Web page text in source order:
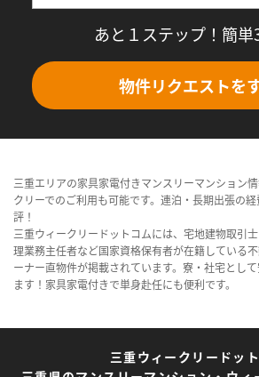
あと１ステップ！簡単
物件リクエストを
三重エリアの家具家電付きマンスリーマンション
クリーでのご利用も可能です。連泊・長期出張の
評！
三重ウィークリードットコムには、宅地建物取引
理業務主任者など国家資格保有者が在籍している
ーナー直物件が掲載されています。寮・社宅とし
ます！家具家電付きで単身赴任にも便利です。
三重ウィークリードッ